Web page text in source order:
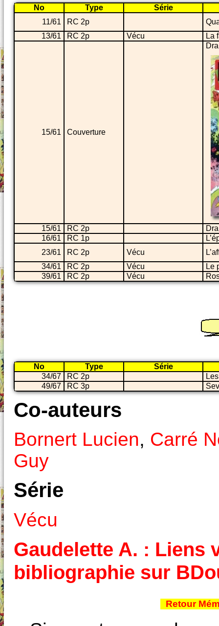
No Type
Série
11/61
RC 2p
13/61
RC 2p Vécu La
15/61 Couverture
15/61 RC 2p
16/61
RC 1p
23/61
RC 2p Vécu
34/61
RC 2p Vécu
Le
39/61
RC 2p Vécu
No Type
Série
34/67
RC 2p
49/67
RC 3p
Co-auteurs
Bornert Lucien, Carré
Guy
Série
Vécu
Gaudelette A. : Liens
bibliographie sur
Retour